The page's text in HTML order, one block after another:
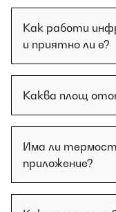
Как работи
и приятно ли е?
Каква площ
Има ли
приложение?